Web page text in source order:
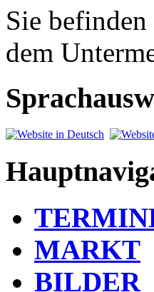
Sie
dem
MARKT
BILDER